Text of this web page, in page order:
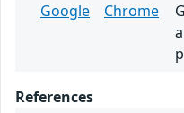
Google
Chrome
References